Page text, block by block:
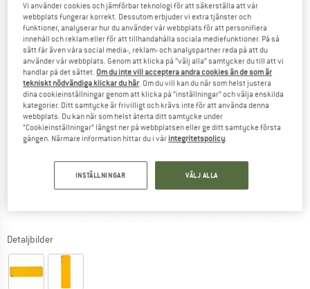
Detaljbilder
Vi använder cookies och jämförbar teknologi för att säkerställa att vår
webbplats fungerar korrekt. Dessutom erbjuder vi extra tjänster och
funktioner, analyserar hur du använder vår webbplats för att personifiera
innehåll och reklam eller för att tillhandahålla sociala mediefunktioner. På så
sätt får även våra social media-, reklam- och analyspartner reda på att du
använder vår webbplats. Genom att klicka på ”välj alla” samtycker du till att vi
handlar på det sättet. Om du inte vill acceptera andra cookies än de som är
tekniskt nödvändiga klickar du här. Om du vill kan du när som helst justera
dina cookieinställningar genom att klicka på ”inställningar” och välja enskilda
kategorier. Ditt samtycke är frivilligt och krävs inte för att använda denna
webbplats. Du kan när som helst återta ditt samtycke under
”Cookieinställningar” längst ner på webbplatsen eller ge ditt samtycke första
gången. Närmare information hittar du i vår integritetspolicy.
INSTÄLLNINGAR VÄLJ ALLA